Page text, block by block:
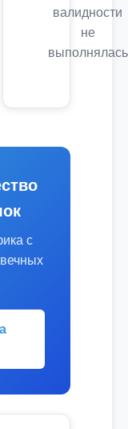
валидности
не
выполнялась
с